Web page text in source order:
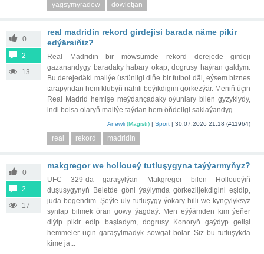
yagsymyradow dowletjan
0
2
13
real madridin rekord girdejisi barada näme pikir
edýärsiňiz?
Real Madridin bir möwsümde rekord derejede girdeji
gazanandygy baradaky habary okap, dogrusy haýran galdym.
Bu derejedäki maliýe üstünligi diňe bir futbol däl, eýsem biznes
tarapyndan hem klubyň nähili beýikdigini görkezýär. Meniň üçin
Real Madrid hemişe meýdançadaky oýunlary bilen gyzyklydy,
indi bolsa olaryň maliýe taýdan hem öňdeligi saklaýandyg...
Anewli (Magistr) |Sport | 30.07.2026 21:18 (#11964)
real rekord madridin
0
2
17
makgregor we holloueý tutluşygyna taýýarmyňyz?
UFC 329-da garaşylýan Makgregor bilen Holloueýiň
duşuşygynyň Beletde göni ýaýlymda görkeziljekdigini eşidip,
juda begendim. Şeýle uly tutluşygy ýokary hilli we kynçylyksyz
synlap bilmek örän gowy ýagdaý. Men eýýämden kim ýeňer
diýip pikir edip başladym, dogrusy Konoryň gaýdyp gelişi
hemmeler üçin garaşylmadyk sowgat bolar. Siz bu tutluşykda
kime ja...